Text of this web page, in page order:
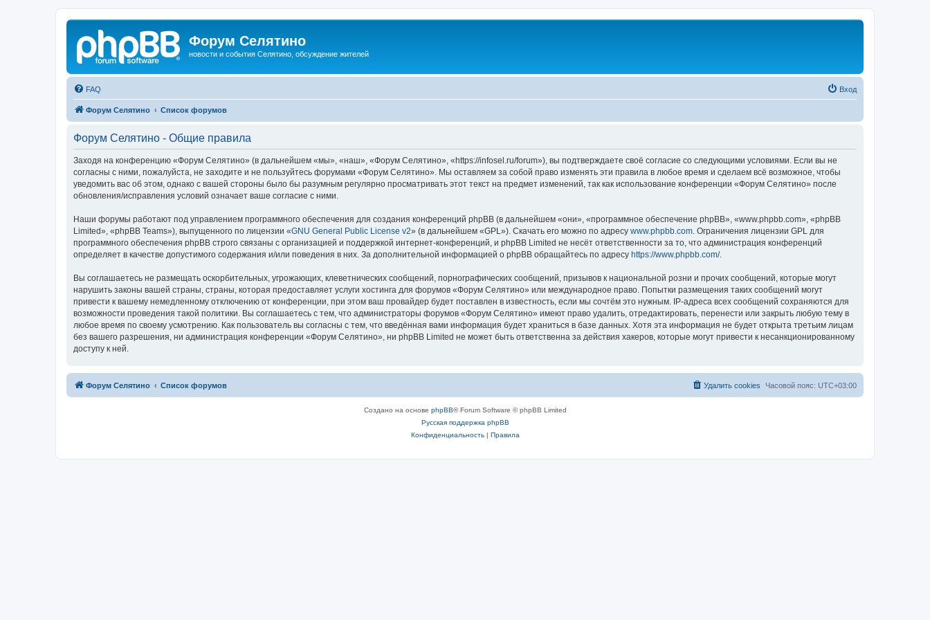
Форум Селятино
новости и события Селятино, обсуждение жителей
FAQ Вход
Форум Селятино Список форумов
Форум Селятино - Общие правила
Заходя на конференцию «Форум Селятино» (в дальнейшем «мы», «наш», «Форум Селятино», «https://infosel.ru/forum»), вы подтверждаете своё согласие со следующими условиями. Если вы не
согласны с ними, пожалуйста, не заходите и не пользуйтесь форумами «Форум Селятино». Мы оставляем за собой право изменять эти правила в любое время и сделаем всё возможное, чтобы
уведомить вас об этом, однако с вашей стороны было бы разумным регулярно просматривать этот текст на предмет изменений, так как использование конференции «Форум Селятино» после
обновления/исправления условий означает ваше согласие с ними.
Наши форумы работают под управлением программного обеспечения для создания конференций phpBB (в дальнейшем «они», «программное обеспечение phpBB», «www.phpbb.com», «phpBB
Limited», «phpBB Teams»), выпущенного по лицензии «GNU General Public License v2» (в дальнейшем «GPL»). Скачать его можно по адресу www.phpbb.com . Ограничения лицензии GPL для
программного обеспечения phpBB строго связаны с организацией и поддержкой интернет-конференций, и phpBB Limited не несёт ответственности за то, что администрация конференций
определяет в качестве допустимого содержания и/или поведения в них. За дополнительной информацией о phpBB обращайтесь по адресу https://www.phpbb.com/.
Вы соглашаетесь не размещать оскорбительных, угрожающих, клеветнических сообщений, порнографических сообщений, призывов к национальной розни и прочих сообщений, которые могут
нарушить законы вашей страны, страны, которая предоставляет услуги хостинга для форумов «Форум Селятино» или международное право. Попытки размещения таких сообщений могут
привести к вашему немедленному отключению от конференции, при этом ваш провайдер будет поставлен в известность, если мы сочтём это нужным. IP-адреса всех сообщений сохраняются для
возможности проведения такой политики. Вы соглашаетесь с тем, что администраторы форумов «Форум Селятино» имеют право удалить, отредактировать, перенести или закрыть любую тему в
любое время по своему усмотрению. Как пользователь вы согласны с тем, что введённая вами информация будет храниться в базе данных. Хотя эта информация не будет открыта третьим лицам
без вашего разрешения, ни администрация конференции «Форум Селятино», ни phpBB Limited не может быть ответственна за действия хакеров, которые могут привести к несанкционированному
доступу к ней.
Форум Селятино Список форумов Часовой пояс: UTC+03:00
Удалить cookies
Создано на основе phpBB® Forum Software © phpBB Limited
Русская поддержка phpBB
Конфиденциальность| Правила